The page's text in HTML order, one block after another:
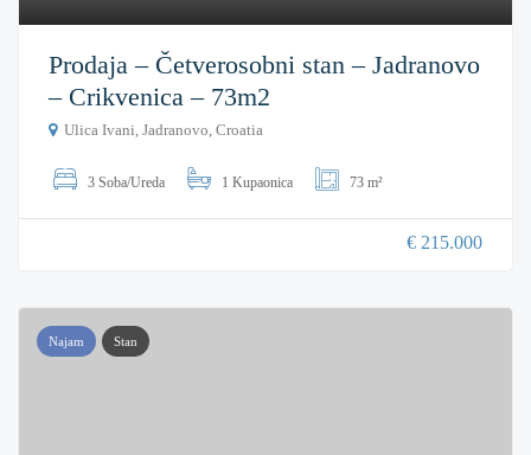
Prodaja – Četverosobni stan – Jadranovo
– Crikvenica – 73m2
Ulica Ivani, Jadranovo, Croatia
3 Soba/Ureda 1 Kupaonica 73 m²
€ 215.000
Najam Stan